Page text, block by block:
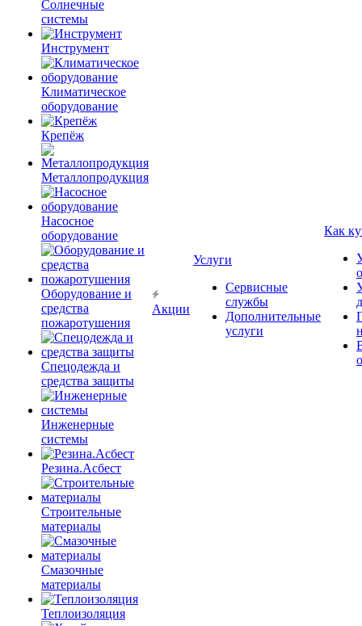
Солнечные
системы
Инструмент
Климатическое
оборудование
Крепёж
Металлопродукция
Насосное
оборудование
Оборудование и
средства
пожаротушения
Спецодежда и
средства защиты
Инженерные
системы
Резина.Асбест
Строительные
материалы
Смазочные
материалы
Теплоизоляция
Акции
Услуги
Сервисные
службы
Дополнительные
услуги
Как